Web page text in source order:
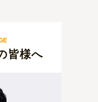
皆様へ